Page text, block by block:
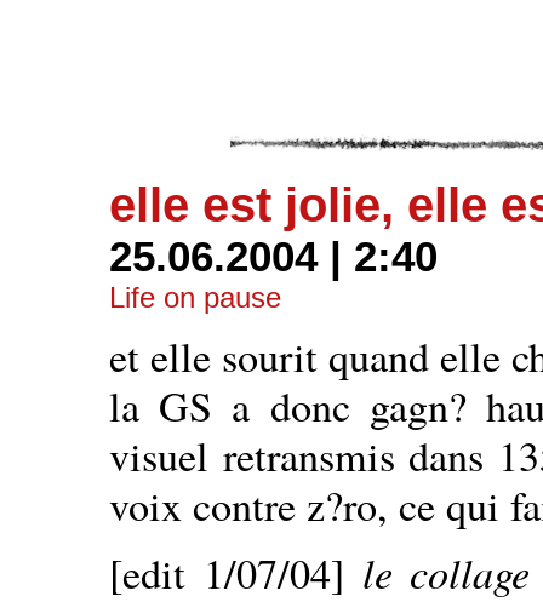
elle est jolie, elle
25.06.2004 | 2:40
Life on pause
et elle sourit quand elle
la GS a donc gagn?
visuel retransmis dans
voix contre z?ro, ce qui
[edit 1/07/04] le